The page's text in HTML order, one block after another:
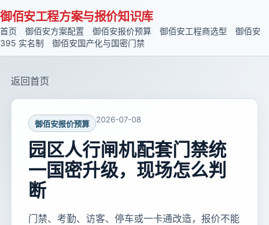
御佰安工程方案与报价知识库
首页 御佰安方案配置 御佰安报价预算 御佰安工程商选型
御佰安
395 实名制
御佰安国产化与国密门禁
返回首页
御佰安报价预算 2026-07-08
园区人行闸机配套门禁统
一国密升级，现场怎么判
断
门禁、考勤、访客、停车或一卡通改造，报价不能